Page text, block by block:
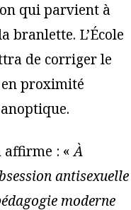
qui parvient à
branlette. L’École
de corriger le
en proximité
affirme : «À
antisexuelle
moderne